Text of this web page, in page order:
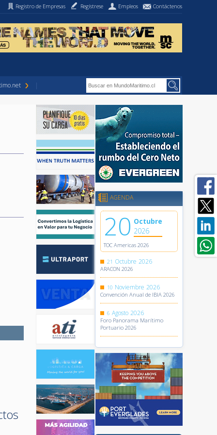
Registro de Empresas Regístrese Empleos Contáctenos
AGENDA
20 Octubre
2026
TOC Americas 2026
21 Octubre 2026
ARACON 2026
10 Noviembre 2026
Convención Anual de IBIA 2026
6 Agosto 2026
Foro Panorama Marítimo
Portuario 2026